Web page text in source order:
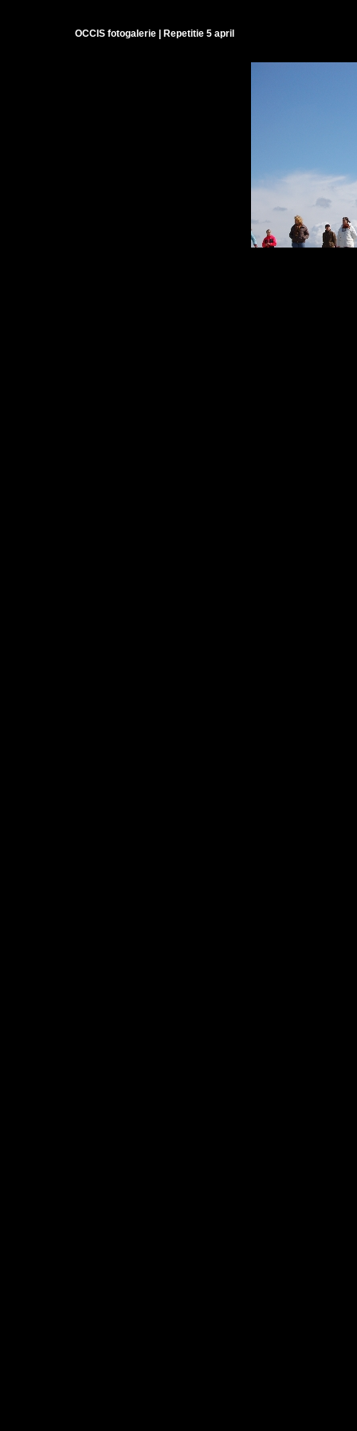
OCCIS fotogalerie | Repetitie 5 april